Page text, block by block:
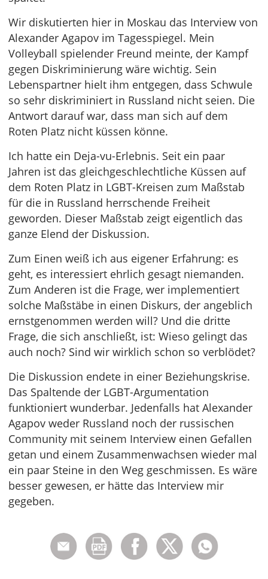
Wir diskutierten hier in Moskau das Interview von
Alexander Agapov im Tagesspiegel. Mein
Volleyball spielender Freund meinte, der Kampf
gegen Diskriminierung wäre wichtig. Sein
Lebenspartner hielt ihm entgegen, dass Schwule
so sehr diskriminiert in Russland nicht seien. Die
Antwort darauf war, dass man sich auf dem
Roten Platz nicht küssen könne.
Ich hatte ein Deja-vu-Erlebnis. Seit ein paar
Jahren ist das gleichgeschlechtliche Küssen auf
dem Roten Platz in LGBT-Kreisen zum Maßstab
für die in Russland herrschende Freiheit
geworden. Dieser Maßstab zeigt eigentlich das
ganze Elend der Diskussion.
Zum Einen weiß ich aus eigener Erfahrung: es
geht, es interessiert ehrlich gesagt niemanden.
Zum Anderen ist die Frage, wer implementiert
solche Maßstäbe in einen Diskurs, der angeblich
ernstgenommen werden will? Und die dritte
Frage, die sich anschließt, ist: Wieso gelingt das
auch noch? Sind wir wirklich schon so verblödet?
Die Diskussion endete in einer Beziehungskrise.
Das Spaltende der LGBT-Argumentation
funktioniert wunderbar. Jedenfalls hat Alexander
Agapov weder Russland noch der russischen
Community mit seinem Interview einen Gefallen
getan und einem Zusammenwachsen wieder mal
ein paar Steine in den Weg geschmissen. Es wäre
besser gewesen, er hätte das Interview mir
gegeben.